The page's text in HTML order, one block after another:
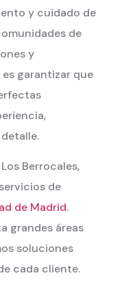
y cuidado de
de
y
garantizar que
Berrocales,
de
de Madrid.
grandes áreas
soluciones
cada cliente.